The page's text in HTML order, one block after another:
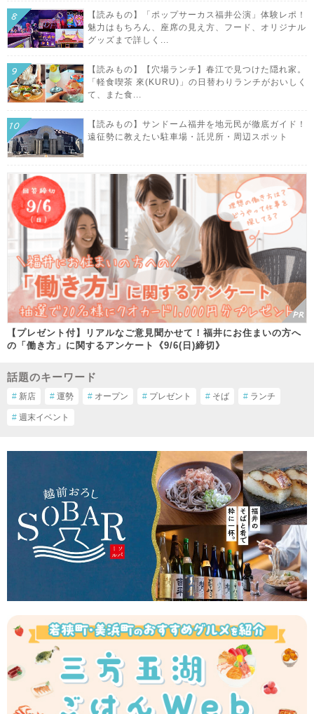
【読みもの】「ポップサーカス福井公演」体験レポ！
魅力はもちろん、座席の見え方、フード、オリジナル
グッズまで詳しく...
【読みもの】【穴場ランチ】春江で見つけた隠れ家。
「軽食喫茶 來(KURU)」の日替わりランチがおいしく
て、また食...
【読みもの】サンドーム福井を地元民が徹底ガイド！
遠征勢に教えたい駐車場・託児所・周辺スポット
【プレゼント付】リアルなご意見聞かせて！福井にお住まいの方へ
の「働き方」に関するアンケート《9/6(日)締切》
話題のキーワード
# 新店 # 運勢 # オープン # プレゼント # そば # ランチ
# 週末イベント